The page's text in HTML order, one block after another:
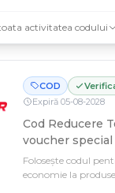
activitatea codului
COD
Expiră 05-08-2028
Cod Reducere
voucher special
Folosește codul
economie la